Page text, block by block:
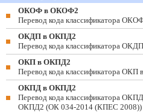
ОКОФ в ОКОФ2
Перевод кода классификатора
ОКДП в ОКПД2
Перевод кода классификатора
ОКП в ОКПД2
Перевод кода классификатора ОКП
ОКПД в ОКПД2
Перевод кода классификатора
ОКПД2 (ОК 034-2014 (КПЕС 2008))